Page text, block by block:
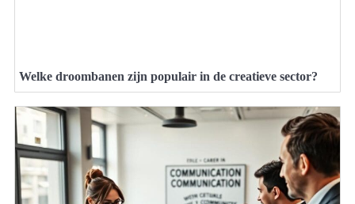
Welke droombanen zijn populair in de creatieve sector?